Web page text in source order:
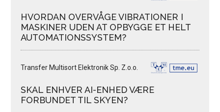
HVORDAN OVERVÅGE VIBRATIONER I
MASKINER UDEN AT OPBYGGE ET HELT
AUTOMATIONSSYSTEM?
Transfer Multisort Elektronik Sp. Z.o.o.
SKAL ENHVER AI-ENHED VÆRE
FORBUNDET TIL SKYEN?